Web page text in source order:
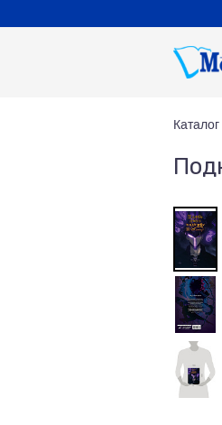
Каталог